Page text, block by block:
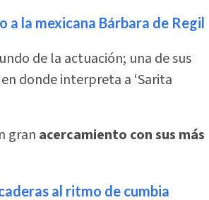
la mexicana Bárbara de Regil
de la actuación; una de sus
donde interpreta a ‘Sarita
gran acercamiento con sus más
al ritmo de cumbia